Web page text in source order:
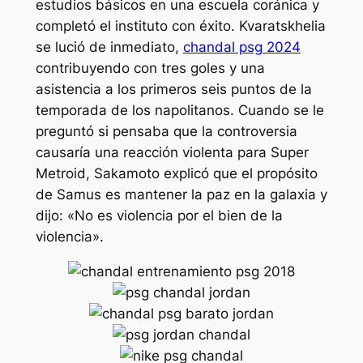
estudios básicos en una escuela coránica y
completó el instituto con éxito. Kvaratskhelia
se lució de inmediato, chandal psg 2024
contribuyendo con tres goles y una
asistencia a los primeros seis puntos de la
temporada de los napolitanos. Cuando se le
preguntó si pensaba que la controversia
causaría una reacción violenta para Super
Metroid, Sakamoto explicó que el propósito
de Samus es mantener la paz en la galaxia y
dijo: «No es violencia por el bien de la
violencia».